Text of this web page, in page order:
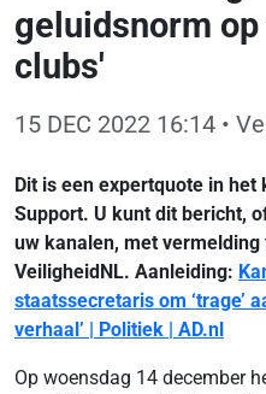
geluidsnorm
clubs'
15 DEC 2022 16:14 •
Dit is een expertquote in het
Support. U kunt dit bericht,
uw kanalen, met vermelding
VeiligheidNL. Aanleiding:
staatssecretaris om ‘trage’
verhaal’ | Politiek | AD.nl
Op woensdag 14 december